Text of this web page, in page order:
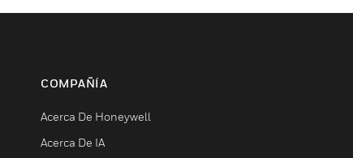
COMPAÑÍA
Acerca De Honeywell
Acerca De IA